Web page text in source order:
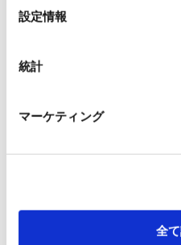
設定情報
統計
マーケティング
全